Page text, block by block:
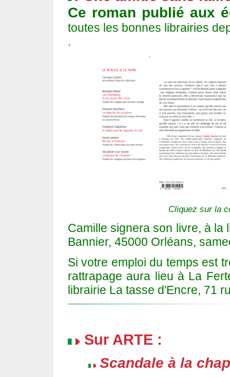
Ce roman publié aux
toutes les bonnes librairies
.
Cliquez sur la
Camille signera son livre, à la
Bannier, 45000 Orléans,
Si votre emploi du temps est
rattrapage aura lieu à La
librairie La tasse d'Encre, 71
Sur ARTE :
Scandale à la